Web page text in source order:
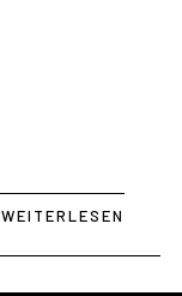
WEITERLESEN